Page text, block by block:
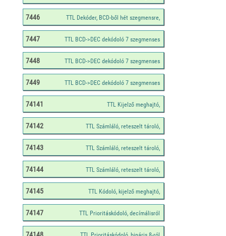
7446
7447
7448
7449
74141
74142
74143
74144
74145
74147